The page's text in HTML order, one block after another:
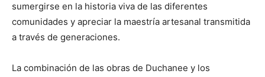
sumergirse en la historia viva de las diferentes
comunidades y apreciar la maestría artesanal transmitida
a través de generaciones.
La combinación de las obras de Duchanee y los